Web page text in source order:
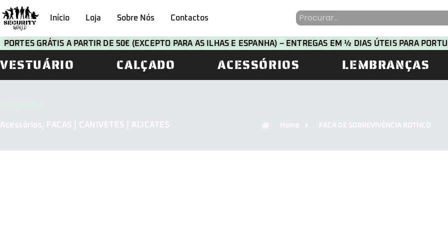
Início Loja Sobre Nós Contactos
PORTES GRÁTIS A PARTIR DE 50€ (EXCEPTO PARA AS ILHAS E ESPANHA) – ENTREGAS EM ½ DIAS ÚTEIS PARA
VESTUÁRIO CALÇADO ACESSÓRIOS LEMBRANÇAS
Acessórios, FACAS | CANIVETES | ALICATES Home FACA DE SOBREVIVÊNCIA ROTHCO